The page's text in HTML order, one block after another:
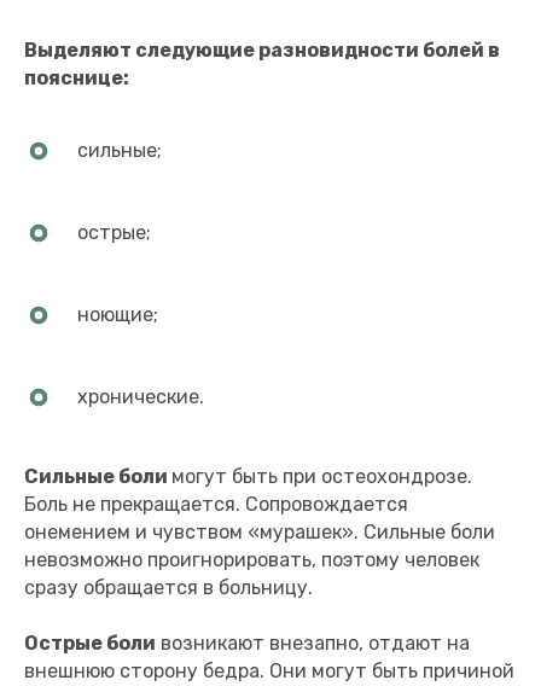
Выделяют следующие разновидности болей в
пояснице:
сильные;
острые;
ноющие;
хронические.
Сильные боли могут быть при остеохондрозе.
Боль не прекращается. Сопровождается
онемением и чувством «мурашек». Сильные боли
невозможно проигнорировать, поэтому человек
сразу обращается в больницу.
Острые боли возникают внезапно, отдают на
внешнюю сторону бедра. Они могут быть причиной